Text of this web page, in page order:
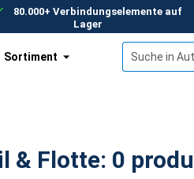
80.000+ Verbindungselemente auf
Lager
Sortiment
Automobil & Flotte: